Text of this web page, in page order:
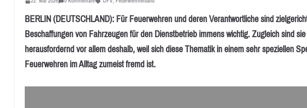
BERLIN (DEUTSCHLAND): Für Feuerwehren und deren Verantwortliche sind
Beschaffungen von Fahrzeugen für den Dienstbetrieb immens wichtig. Zugleich sind
herausfordernd vor allem deshalb, weil sich diese Thematik in einem sehr speziellen
Feuerwehren im Alltag zumeist fremd ist.